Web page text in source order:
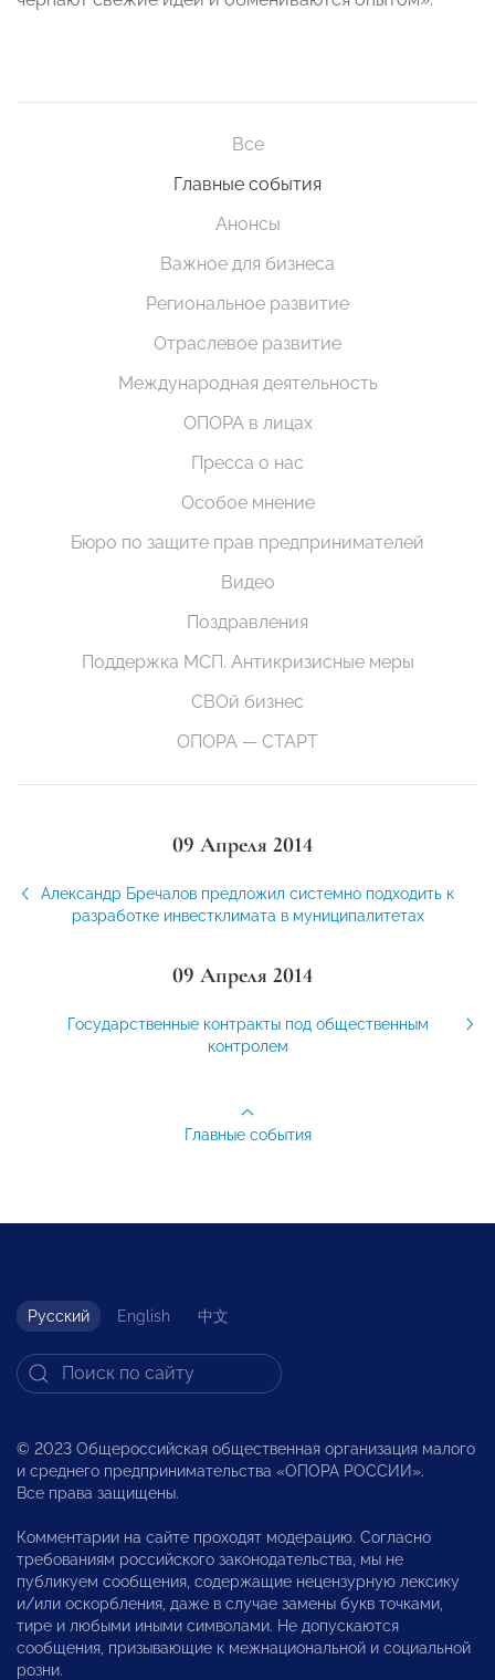
Все
Главные события
Анонсы
Важное для бизнеса
Региональное развитие
Отраслевое развитие
Международная деятельность
ОПОРА в лицах
Пресса о нас
Особое мнение
Бюро по защите прав предпринимателей
Видео
Поздравления
Поддержка МСП. Антикризисные меры
СВОй бизнес
ОПОРА — СТАРТ
09 Апреля 2014
Александр Бречалов предложил системно подходить к
разработке инвестклимата в муниципалитетах
09 Апреля 2014
Государственные контракты под общественным
контролем
Главные события
Русский English 中文
© 2023 Общероссийская общественная организация малого
и среднего предпринимательства «ОПОРА РОССИИ».
Все права защищены.
Комментарии на сайте проходят модерацию. Согласно
требованиям российского законодательства, мы не
публикуем сообщения, содержащие нецензурную лексику
и/или оскорбления, даже в случае замены букв точками,
тире и любыми иными символами. Не допускаются
сообщения, призывающие к межнациональной и социальной
розни.